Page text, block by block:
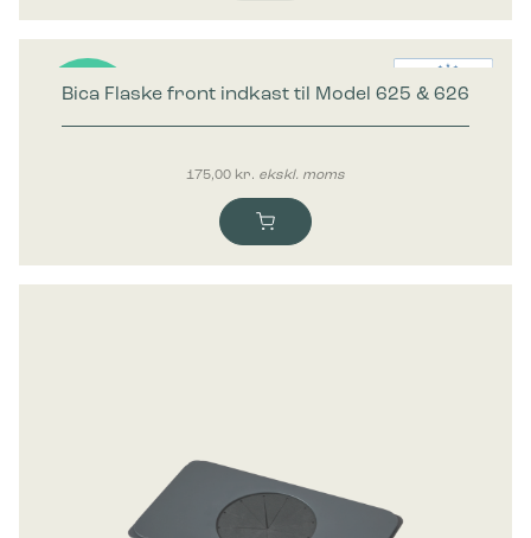
Bica Flaske front indkast til Model 625 & 626
175,00 kr. ekskl. moms